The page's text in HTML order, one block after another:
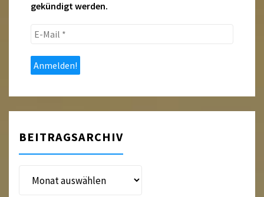
gekündigt werden.
E-
*
BEITRAGSARCHIV
Beitragsarchiv